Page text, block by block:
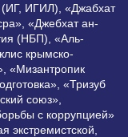
(ИГ, ИГИЛ), «Джабхат
«Джебхат ан-
(НБП), «Аль-
крымско-
«Мизантропик
«Тризуб
союз»,
с коррупцией»
экстремистской,